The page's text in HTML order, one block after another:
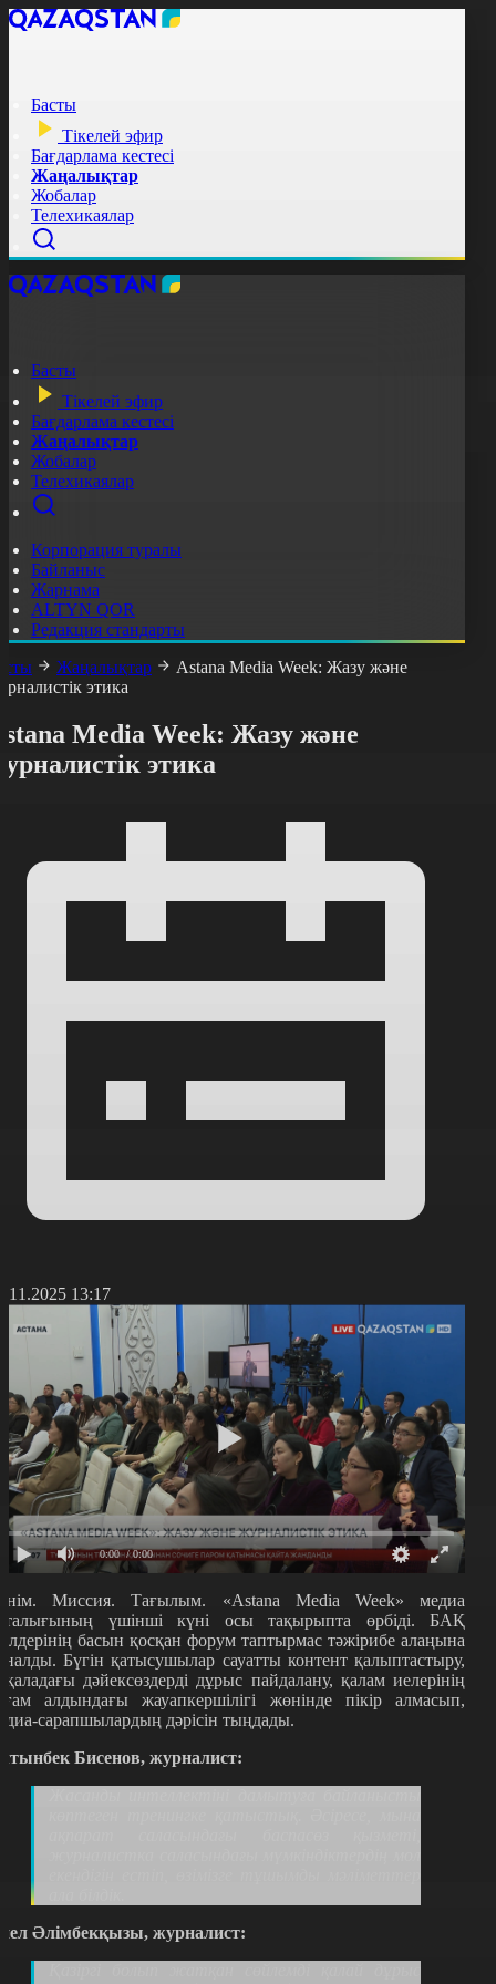
Басты
Тікелей эфир
Бағдарлама кестесі
Жаңалықтар
Жобалар
Телехикаялар
Басты
Тікелей эфир
Бағдарлама кестесі
Жаңалықтар
Жобалар
Телехикаялар
Корпорация туралы
Байланыс
Жарнама
ALTYN QOR
Редакция стандарты
Жаңалықтар
Astana Media Week: Жазу және
этика
Media Week: Жазу және
этика
13:17
0:00 / 0:00
Миссия. Тағылым. «Astana Media Week» медиа
үшінші күні осы тақырыпта өрбіді. БАҚ
басын қосқан форум таптырмас тәжірибе алаңына
Бүгін қатысушылар сауатты контент қалыптастыру,
дәйексөздерді дұрыс пайдалану, қалам иелерінің
алдындағы жауапкершілігі жөнінде пікір алмасып,
сарапшылардың дәрісін тыңдады.
Бисенов, журналист:
Әлімбекқызы, журналист: